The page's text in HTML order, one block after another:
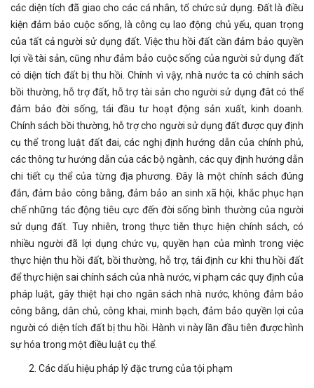
các diện tích đã giao cho các cá nhân, tổ chức sử dụng. Đất là điều
kiện đảm bảo cuộc sống, là công cụ lao động chủ yếu, quan trọng
của tất cả người sử dụng đất. Việc thu hồi đất cần đảm bảo quyền
lợi về tài sản, cũng như đảm bảo cuộc sống của người sử dụng đất
có diện tích đất bị thu hồi. Chính vì vậy, nhà nước ta có chính sách
bồi thường, hỗ trợ đất, hỗ trợ tài sản cho người sử dụng đât có thể
đảm bảo đời sống, tái đầu tư hoạt động sản xuất, kinh doanh.
Chính sách bồi thường, hỗ trợ cho người sử dụng đất được quy định
cụ thể trong luật đất đai, các nghị định hướng dẫn của chính phủ,
các thông tư hướng dẫn của các bộ ngành, các quy định hướng dẫn
chi tiết cụ thể của từng địa phương. Đây là một chính sách đúng
đắn, đảm bảo công bằng, đảm bảo an sinh xã hội, khắc phục hạn
chế những tác động tiêu cực đến đời sống bình thường của người
sử dụng đất. Tuy nhiên, trong thực tiễn thực hiện chính sách, có
nhiều người đã lợi dụng chức vụ, quyền hạn của mình trong việc
thực hiện thu hồi đất, bồi thường, hỗ trợ, tái định cư khi thu hồi đất
để thực hiện sai chính sách của nhà nước, vi phạm các quy định của
pháp luật, gây thiệt hại cho ngân sách nhà nước, không đảm bảo
công bằng, dân chủ, công khai, minh bạch, đảm bảo quyền lợi của
người có diện tích đất bị thu hồi. Hành vi này lần đầu tiên được hình
sự hóa trong một điều luật cụ thể.
Các dấu hiệu pháp lý đặc trưng của tội phạm